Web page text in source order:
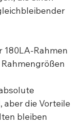
180LA-Rahmen
die Vorteile
bleiben